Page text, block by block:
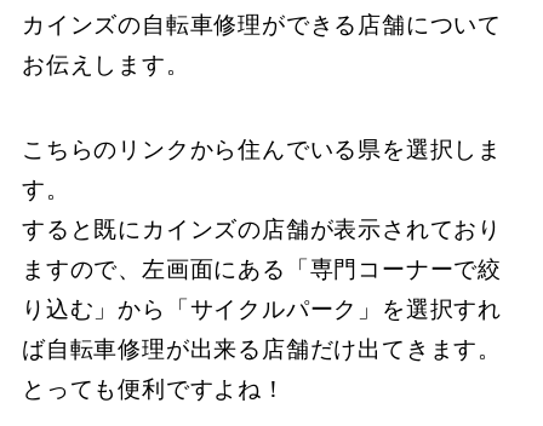
カインズの自転車修理ができる店舗について
お伝えします。
こちらのリンクから住んでいる県を選択しま
す。
すると既にカインズの店舗が表示されており
ますので、左画面にある「専門コーナーで絞
り込む」から「サイクルパーク」を選択すれ
ば自転車修理が出来る店舗だけ出てきます。
とっても便利ですよね！